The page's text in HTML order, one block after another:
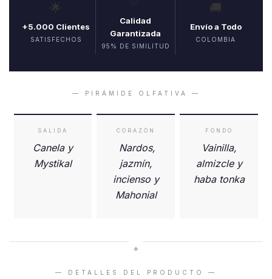
🌟
+5.000 Clientes
SATISFECHOS
Calidad
Garantizada
95% DE SIMILITUD
🚚
Envío a Todo
COLOMBIA
— PIRÁMIDE OLFATIVA —
SALIDA
Canela y
Mystikal
CORAZÓN
Nardos,
jazmín,
incienso y
Mahonial
FONDO
Vainilla,
almizcle y
haba tonka
◆
— DETALLES DEL PRODUCTO —